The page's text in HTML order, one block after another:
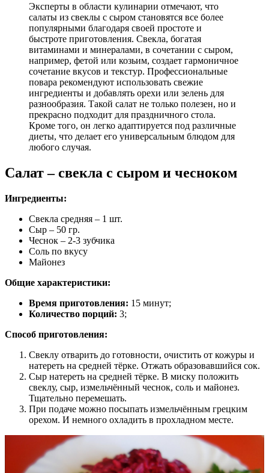
Эксперты в области кулинарии отмечают, что
салаты из свеклы с сыром становятся все более
популярными благодаря своей простоте и
быстроте приготовления. Свекла, богатая
витаминами и минералами, в сочетании с сыром,
например, фетой или козьим, создает гармоничное
сочетание вкусов и текстур. Профессиональные
повара рекомендуют использовать свежие
ингредиенты и добавлять орехи или зелень для
разнообразия. Такой салат не только полезен, но и
прекрасно подходит для праздничного стола.
Кроме того, он легко адаптируется под различные
диеты, что делает его универсальным блюдом для
любого случая.
Салат – свекла с сыром и чесноком
Ингредиенты:
Свекла средняя – 1 шт.
Сыр – 50 гр.
Чеснок – 2-3 зубчика
Соль по вкусу
Майонез
Общие характеристики:
Время приготовления: 15 минут;
Количество порций: 3;
Способ приготовления:
Свеклу отварить до готовности, очистить от кожуры и
натереть на средней тёрке. Отжать образовавшийся сок.
Сыр натереть на средней тёрке. В миску положить
свеклу, сыр, измельчённый чеснок, соль и майонез.
Тщательно перемешать.
При подаче можно посыпать измельчённым грецким
орехом. И немного охладить в прохладном месте.